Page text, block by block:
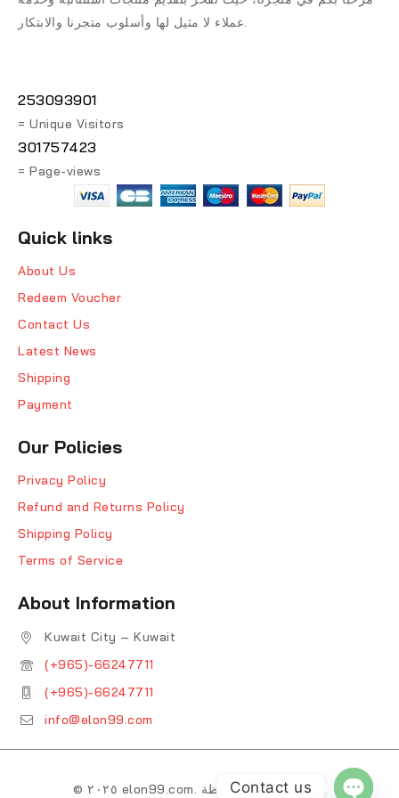
253093901
= Unique Visitors
301757423
= Page-views
Quick links
About Us
Redeem Voucher
Contact Us
Latest News
Shipping
Payment
Our Policies
Privacy Policy
Refund and Returns Policy
Shipping Policy
Terms of Service
About Information
Kuwait City – Kuwait
(+965)-66247711
(+965)-66247711
info@elon99.com
© ٢٠٢٥ elon99.com. جميع الحقوق محفوظة. Contact us